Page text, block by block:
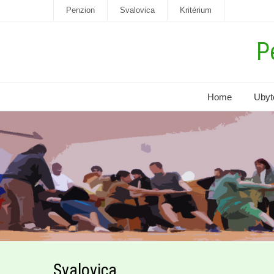
Penzion Svalovica Kritérium
Home
Svalovica